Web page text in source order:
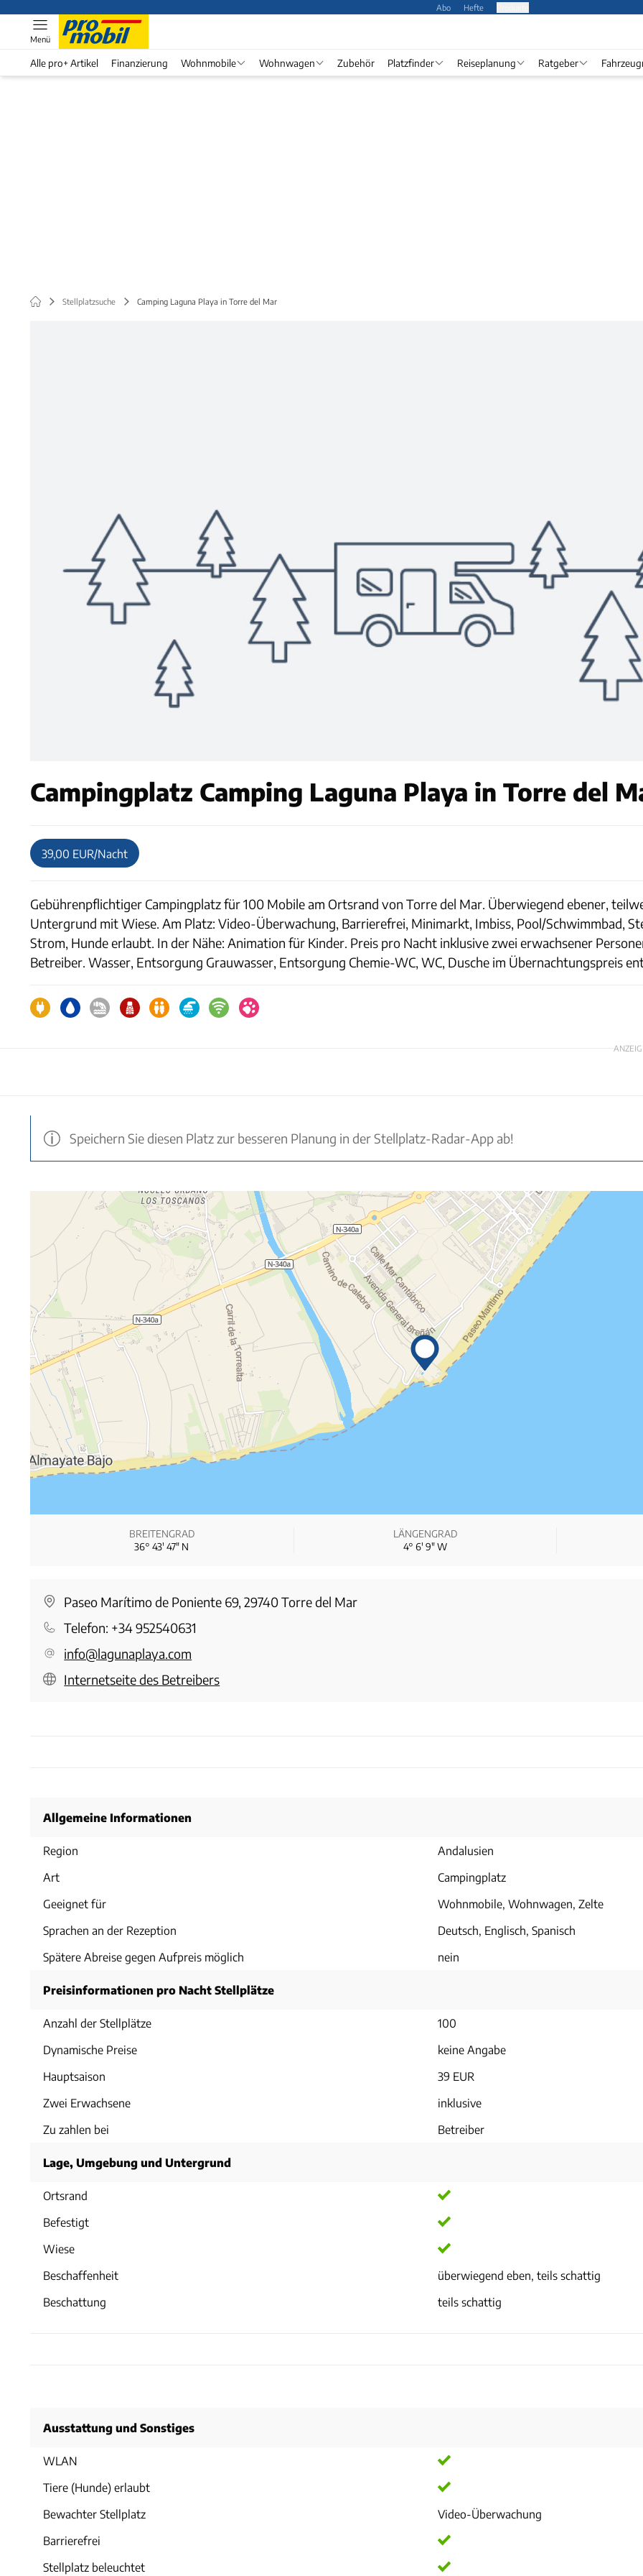
Abo Hefte
Menü
Alle pro+ Artikel Finanzierung Wohnmobile Wohnwagen Zubehör Platzfinder Reiseplanung Ratgeber
Stellplatzsuche Camping Laguna Playa in Torre del Mar
Campingplatz Camping Laguna Playa in Torre del
39,00 EUR/Nacht
Gebührenpflichtiger Campingplatz für 100 Mobile am Ortsrand von Torre del Mar. Überwiegend ebener,
Untergrund mit Wiese. Am Platz: Video-Überwachung, Barrierefrei, Minimarkt, Imbiss, Pool/Schwimmbad,
Strom, Hunde erlaubt. In der Nähe: Animation für Kinder. Preis pro Nacht inklusive zwei erwachsener
Betreiber. Wasser, Entsorgung Grauwasser, Entsorgung Chemie-WC, WC, Dusche im Übernachtungspreis
Speichern Sie diesen Platz zur besseren Planung in der Stellplatz-Radar-App ab!
BREITENGRAD
36° 43′ 47″ N
LÄNGENGRAD
4° 6′ 9″ W
Paseo Marítimo de Poniente 69, 29740 Torre del Mar
Telefon: +34 952540631
info@lagunaplaya.com
Internetseite des Betreibers
Allgemeine Informationen
Region
Andalusien
Art
Campingplatz
Geeignet für
Wohnmobile, Wohnwagen, Zelte
Sprachen an der Rezeption
Deutsch, Englisch, Spanisch
Spätere Abreise gegen Aufpreis möglich
nein
Preisinformationen pro Nacht Stellplätze
Anzahl der Stellplätze
100
Dynamische Preise
keine Angabe
Hauptsaison
39 EUR
Zwei Erwachsene
inklusive
Zu zahlen bei
Betreiber
Lage, Umgebung und Untergrund
Ortsrand
Befestigt
Wiese
Beschaffenheit
überwiegend eben, teils schattig
Beschattung
teils schattig
Ausstattung und Sonstiges
WLAN
Tiere (Hunde) erlaubt
Bewachter Stellplatz
Video-Überwachung
Barrierefrei
Stellplatz beleuchtet